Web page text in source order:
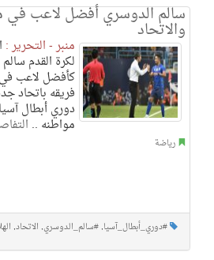
سالم الدوسري أفضل لاعب في
والاتحاد
منبر - التحرير :
لكرة القدم
كأفضل لاعب في
فريقه باتحاد
مواطنه ..
رياضة
#دوري_أبطال_آسيا, #سالم_الدوسري, الاتحاد,